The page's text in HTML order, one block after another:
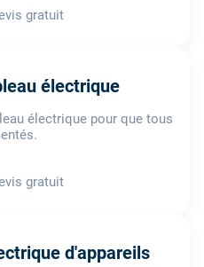
gratuit
électrique
électrique pour que tous
gratuit
d'appareils